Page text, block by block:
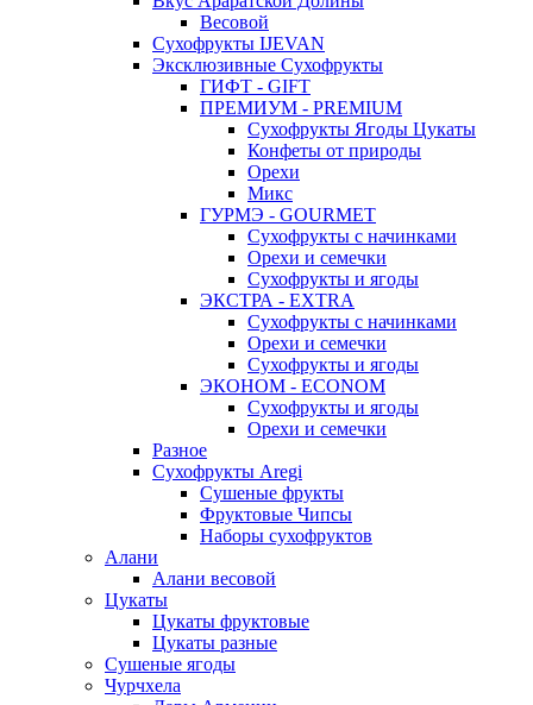
Весовой
Сухофрукты IJEVAN
Эксклюзивные Сухофрукты
ГИФТ - GIFT
ПРЕМИУМ - PREMIUM
Сухофрукты Ягоды Цукаты
Конфеты от природы
Орехи
Микс
ГУРМЭ - GOURMET
Сухофрукты с начинками
Орехи и семечки
Сухофрукты и ягоды
ЭКСТРА - EXTRA
Сухофрукты с начинками
Орехи и семечки
Сухофрукты и ягоды
ЭКОНОМ - ECONOM
Сухофрукты и ягоды
Орехи и семечки
Разное
Сухофрукты Aregi
Сушеные фрукты
Фруктовые Чипсы
Наборы сухофруктов
Алани
Алани весовой
Цукаты
Цукаты фруктовые
Цукаты разные
Сушеные ягоды
Чурчхела